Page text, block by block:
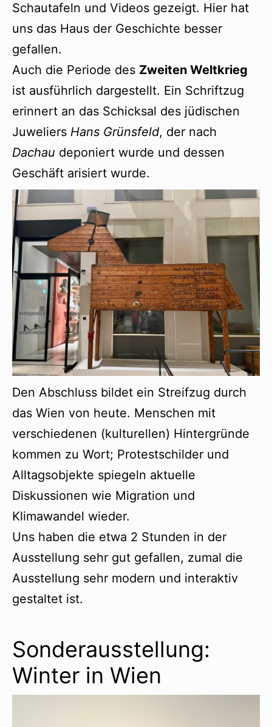
Schautafeln und Videos gezeigt. Hier hat
uns das Haus der Geschichte besser
gefallen.
Auch die Periode des Zweiten Weltkrieg
ist ausführlich dargestellt. Ein Schriftzug
erinnert an das Schicksal des jüdischen
Juweliers Hans Grünsfeld, der nach
Dachau deponiert wurde und dessen
Geschäft arisiert wurde.
Den Abschluss bildet ein Streifzug durch
das Wien von heute. Menschen mit
verschiedenen (kulturellen) Hintergründe
kommen zu Wort; Protestschilder und
Alltagsobjekte spiegeln aktuelle
Diskussionen wie Migration und
Klimawandel wieder.
Uns haben die etwa 2 Stunden in der
Ausstellung sehr gut gefallen, zumal die
Ausstellung sehr modern und interaktiv
gestaltet ist.
Sonderausstellung:
Winter in Wien